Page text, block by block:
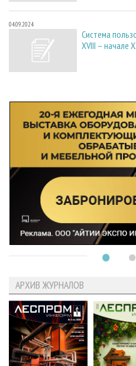
04.09.2024
Система
XVIII – начале
АРХИВ ЖУРНАЛОВ